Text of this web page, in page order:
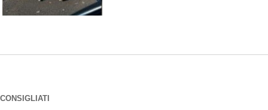
CONSIGLIATI